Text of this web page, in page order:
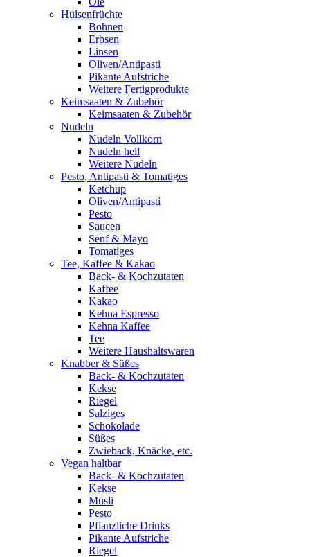
Hülsenfrüchte
Bohnen
Erbsen
Linsen
Oliven/Antipasti
Pikante Aufstriche
Weitere Fertigprodukte
Keimsaaten & Zubehör
Keimsaaten & Zubehör
Nudeln
Nudeln Vollkorn
Nudeln hell
Weitere Nudeln
Pesto, Antipasti & Tomatiges
Ketchup
Oliven/Antipasti
Pesto
Saucen
Senf & Mayo
Tomatiges
Tee, Kaffee & Kakao
Back- & Kochzutaten
Kaffee
Kakao
Kehna Espresso
Kehna Kaffee
Tee
Weitere Haushaltswaren
Knabber & Süßes
Back- & Kochzutaten
Kekse
Riegel
Salziges
Schokolade
Süßes
Zwieback, Knäcke, etc.
Vegan haltbar
Back- & Kochzutaten
Kekse
Müsli
Pesto
Pflanzliche Drinks
Pikante Aufstriche
Riegel